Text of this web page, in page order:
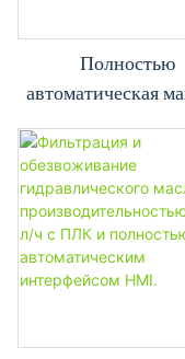
Полностью
автоматическая
для очистки
трансформаторного
класса